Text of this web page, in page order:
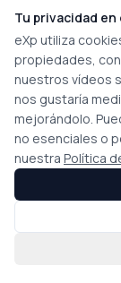
Tu privacidad en
eXp utiliza
propiedades,
nuestros vídeos
nos gustaría
mejorándolo.
no esenciales o
nuestra Política